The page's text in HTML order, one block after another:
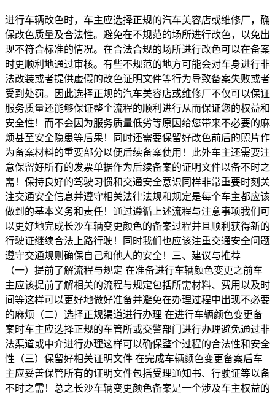
进行车辆改色时，车主应选择正规的汽车美容店或维修厂，确
保改色质量及合法性。避免在不规范的场所进行改色，以免出
现不符合标准的情况。在合法合规的场所进行改色可以在备案
时更顺利地通过审核。有些不规范的地方可能会对车身进行非
法改装或者提供虚假的改色证明文件等行为导致备案失败或者
受到处罚。因此选择正规的汽车美容店或维修厂不仅可以保证
服务质量还能够保证整个流程的顺利进行从而保证您的权益和
安全性！而不会因为服务质量低劣等原因给您带来不必要的麻
烦甚至安全隐患等后果！同时还需要保留好改色前后的照片作
为备案材料的重要部分以便后续备案使用！此外车主还需要注
意保留好所有的发票单据作为后续备案的证明文件以备不时之
需！保持良好的驾驶习惯和交通安全意识同样非常重要时刻关
注交通安全信息并遵守相关法律法规和规定是每个车主都应该
做到的基本义务和责任！通过遵循上述流程与注意事项我们可
以更好地完成长沙车辆变更颜色的备案过程并且顺利获得新的
行驶证继续合法上路行驶！同时我们也应该注重交通安全问题
遵守交通规则确保自己和他人的安全！三、建议与推荐
（一）提前了解流程与规定 在准备进行车辆颜色变更之前车
主应该提前了解相关的流程与规定包括所需材料、费用以及时
间等这样可以更好地做好准备并避免在办理过程中出现不必要
的麻烦（二）选择正规渠道进行办理 在进行车辆颜色变更备
案时车主应选择正规的车管所或交警部门进行办理避免通过非
法渠道或中介进行办理这样可以确保整个过程的合法性和安全
性（三）保留好相关证明文件 在完成车辆颜色变更备案后车
主应妥善保管所有的证明文件包括受理通知书、行驶证等以备
不时之需！总之长沙车辆变更颜色备案是一个涉及车主权益的